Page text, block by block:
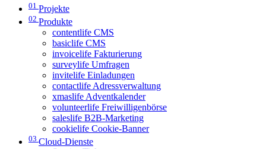
01 Projekte
02 Produkte
contentlife CMS
basiclife CMS
invoicelife Fakturierung
surveylife Umfragen
invitelife Einladungen
contactlife Adressverwaltung
xmaslife Adventkalender
volunteerlife Freiwilligenbörse
saleslife B2B-Marketing
cookielife Cookie-Banner
03 Cloud-Dienste